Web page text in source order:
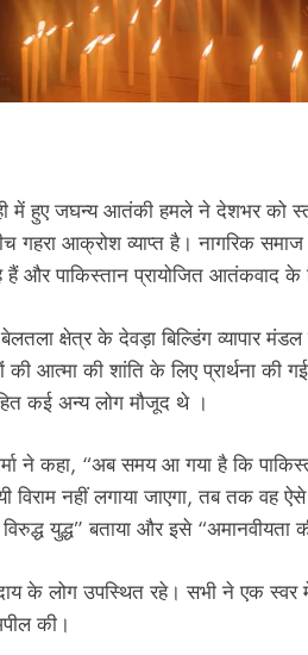
ही में हुए जघन्य आतंकी हमले ने देशभर को
गहरा आक्रोश व्याप्त है। नागरिक
पाकिस्तान प्रायोजित आतंकवाद के
क्षेत्र के देवड़ा बिल्डिंग व्यापार मंडल
की आत्मा की शांति के लिए प्रार्थना
कई अन्य लोग मौजूद थे ।
ने कहा, “अब समय आ गया है कि
नहीं लगाया जाएगा, तब तक वह
युद्ध” बताया और इसे “अमानवीयता
के लोग उपस्थित रहे। सभी ने एक
की।